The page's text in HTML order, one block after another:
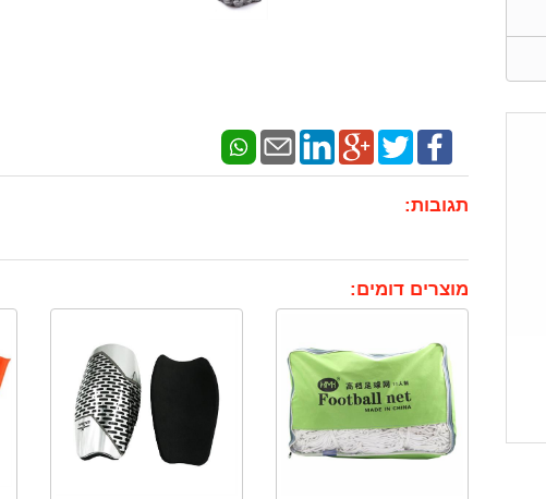
תגובות:
מוצרים דומים: